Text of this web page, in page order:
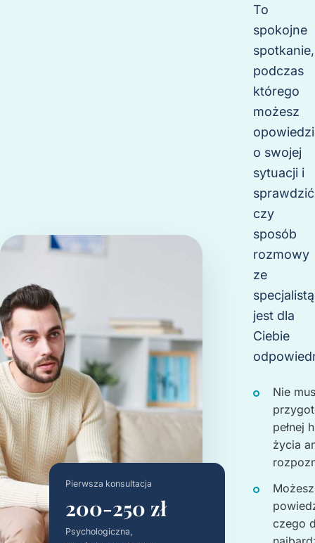
Pierwsza konsultacja
200-250 zł
Psychologiczna,
To
spokojne
spotkanie,
podczas
którego
możesz
o swojej
sytuacji i
czy
sposób
rozmowy
ze
specjalistą
jest dla
Ciebie
Nie
pełnej
życia
Możesz
czego